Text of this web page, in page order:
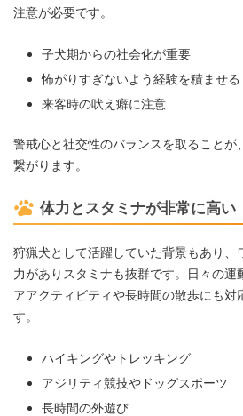
注意が必要です。
子犬期からの社会化が重要
怖がりすぎないよう経験を積ませる
来客時の吠え癖に注意
警戒心と社交性のバランスを取ることが
繋がります。
体力とスタミナが非常に高い
狩猟犬として活躍していた背景もあり、
力がありスタミナも抜群です。日々の運
アアクティビティや長時間の散歩にも対
す。
ハイキングやトレッキング
アジリティ競技やドッグスポーツ
長時間の外遊び